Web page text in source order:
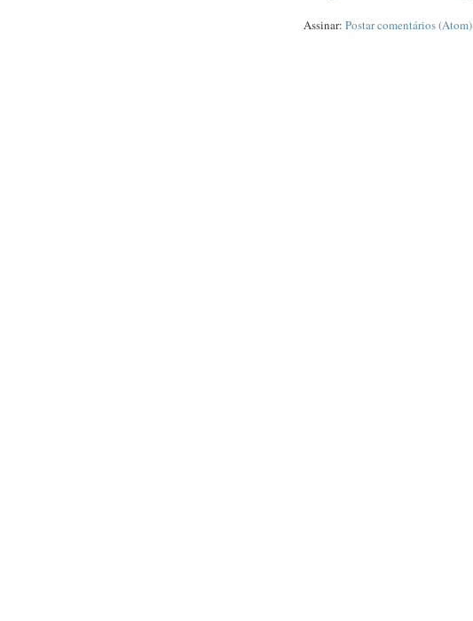
Assinar: Postar comentários (Atom)